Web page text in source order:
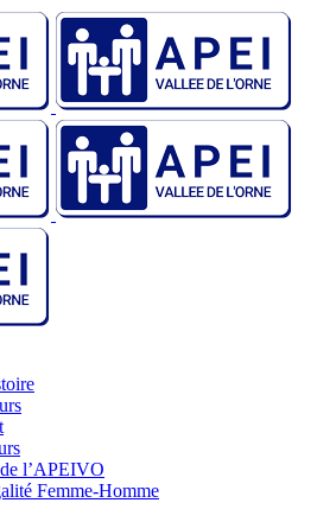
l’APEIVO
Femme-Homme